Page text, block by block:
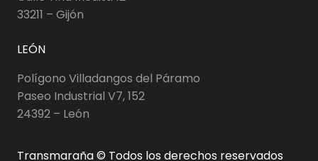
33211 – Gijón
LEÓN
Polígono Villadangos del Páramo
Paseo Industrial V7, 152
24392 – León
Transmaraña © Todos los derechos reservados